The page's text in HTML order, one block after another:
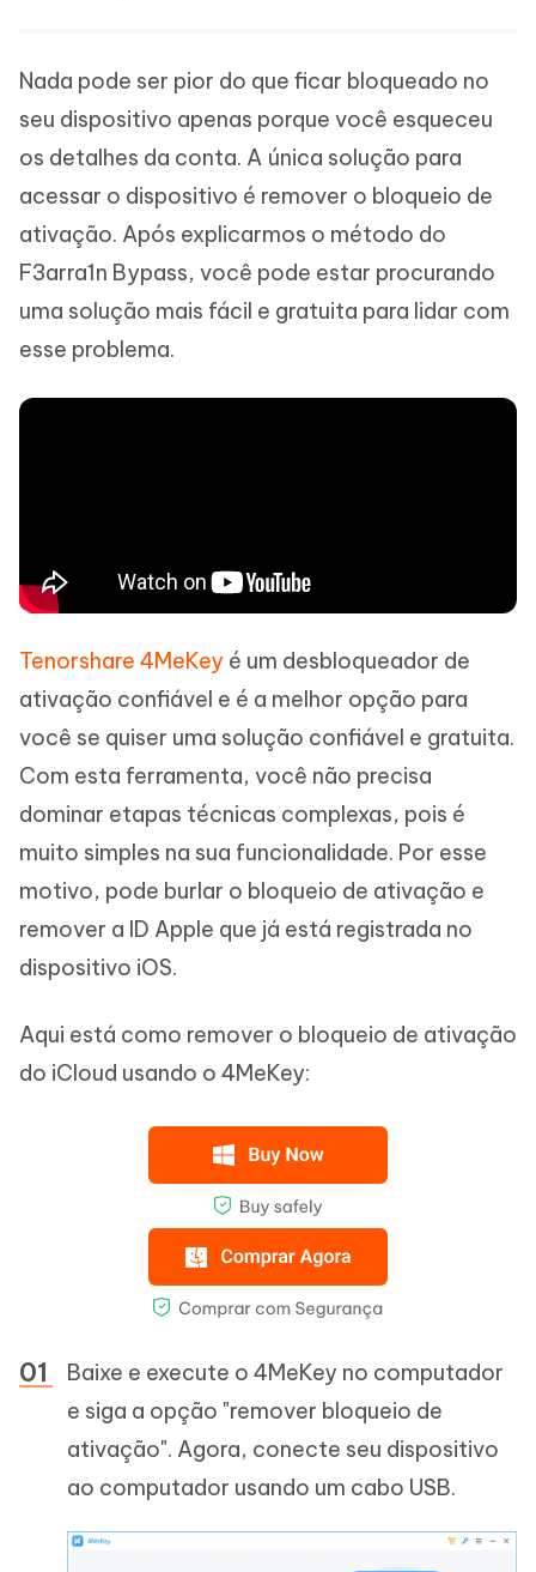
Nada pode ser pior do que ficar bloqueado no
seu dispositivo apenas porque você esqueceu
os detalhes da conta. A única solução para
acessar o dispositivo é remover o bloqueio de
ativação. Após explicarmos o método do
F3arra1n Bypass, você pode estar procurando
uma solução mais fácil e gratuita para lidar com
esse problema.
Tenorshare 4MeKey é um desbloqueador de
ativação confiável e é a melhor opção para
você se quiser uma solução confiável e gratuita.
Com esta ferramenta, você não precisa
dominar etapas técnicas complexas, pois é
muito simples na sua funcionalidade. Por esse
motivo, pode burlar o bloqueio de ativação e
remover a ID Apple que já está registrada no
dispositivo iOS.
Aqui está como remover o bloqueio de ativação
do iCloud usando o 4MeKey:
Baixe e execute o 4MeKey no computador
e siga a opção "remover bloqueio de
ativação". Agora, conecte seu dispositivo
ao computador usando um cabo USB.